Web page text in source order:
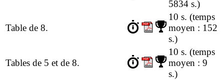
5834 s.)
Table de 8.
10 s. (temps
moyen : 152
s.)
Tables de 5 et de 8.
10 s. (temps
moyen : 9
s.)